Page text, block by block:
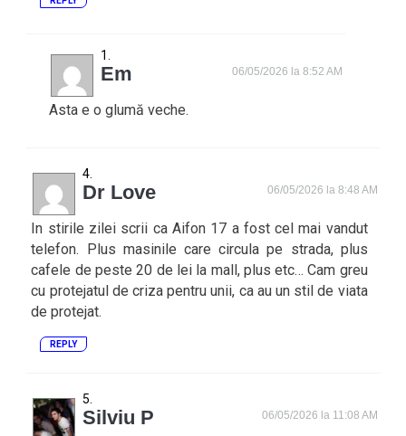
Em 06/05/2026 la 8:52 AM
Asta e o glumă veche.
Dr Love 06/05/2026 la 8:48 AM
In stirile zilei scrii ca Aifon 17 a fost cel mai vandut
telefon. Plus masinile care circula pe strada, plus
cafele de peste 20 de lei la mall, plus etc… Cam greu
cu protejatul de criza pentru unii, ca au un stil de viata
de protejat.
REPLY
Silviu P 06/05/2026 la 11:08 AM